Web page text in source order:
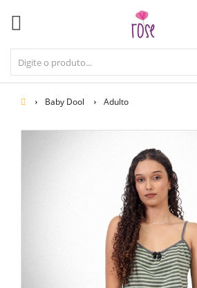
Baby Dool Adulto